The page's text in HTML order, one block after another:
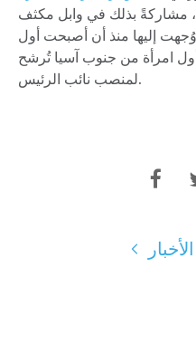
مشاركةً بذلك في وابل مكثف
وُجهت إليها منذ أن أصبحت أول
امرأة من جنوب آسيا تُرشح
لمنصب نائب الرئيس.